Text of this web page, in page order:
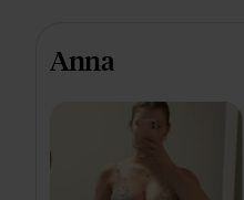
zgubiła aż 15
smakołykami w diecie
Anna